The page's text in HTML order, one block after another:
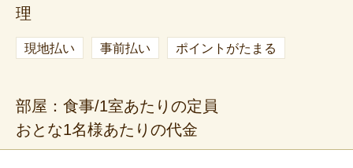
理
現地払い 事前払い ポイントがたまる
部屋：食事/1室あたりの定員
おとな1名様あたりの代金